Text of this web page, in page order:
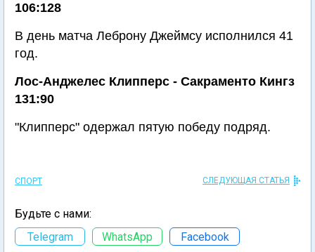
106:128
В день матча Леброну Джеймсу исполнился 41
год.
Лос-Анджелес Клипперс - Сакраменто Кингз
131:90
"Клипперс" одержал пятую победу подряд.
СПОРТ СЛЕДУЮЩАЯ СТАТЬЯ
Будьте с нами:
Telegram
WhatsApp Facebook